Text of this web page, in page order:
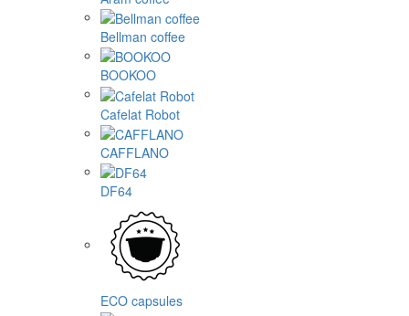
Bellman coffee
BOOKOO
Cafelat Robot
CAFFLANO
DF64
ECO capsules